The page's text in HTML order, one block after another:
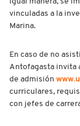
vinculadas a la
Marina.
En caso de no
Antofagasta invita
de admisión
curriculares,
con jefes de